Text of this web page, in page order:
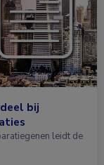
bij
leidt de